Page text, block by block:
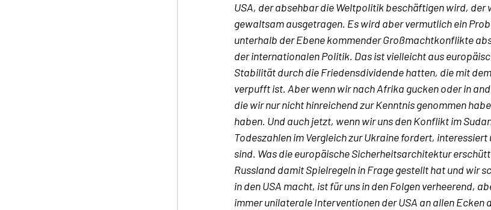
USA, der absehbar die Weltpolitik beschäftigen wird,
gewaltsam ausgetragen. Es wird aber vermutlich ein
unterhalb der Ebene kommender Großmachtkonflikte
der internationalen Politik. Das ist vielleicht aus
Stabilität durch die Friedensdividende hatten, die mit
verpufft ist. Aber wenn wir nach Afrika gucken oder in
die wir nur nicht hinreichend zur Kenntnis genommen
haben. Und auch jetzt, wenn wir uns den Konflikt im
Todeszahlen im Vergleich zur Ukraine fordert,
sind. Was die europäische Sicherheitsarchitektur
Russland damit Spielregeln in Frage gestellt hat und wir
in den USA macht, ist für uns in den Folgen verheerend,
immer unilaterale Interventionen der USA an allen Ecken